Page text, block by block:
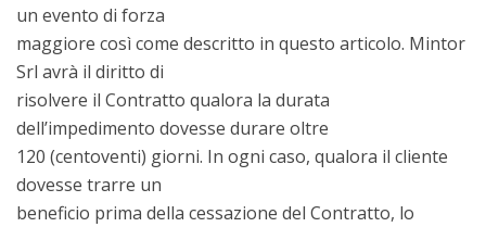
un evento di forza
maggiore così come descritto in questo articolo. Mintor
Srl avrà il diritto di
risolvere il Contratto qualora la durata
dell’impedimento dovesse durare oltre
120 (centoventi) giorni. In ogni caso, qualora il cliente
dovesse trarre un
beneficio prima della cessazione del Contratto, lo